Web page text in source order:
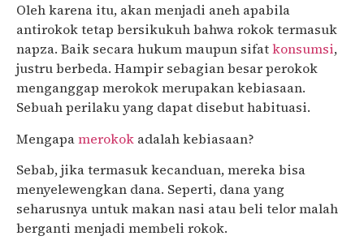
Oleh karena itu, akan menjadi aneh apabila
antirokok tetap bersikukuh bahwa rokok termasuk
napza. Baik secara hukum maupun sifatkonsumsi,
justru berbeda. Hampir sebagian besar perokok
menganggap merokok merupakan kebiasaan.
Sebuah perilaku yang dapat disebut habituasi.
Mengapamerokok adalah kebiasaan?
Sebab, jika termasuk kecanduan, mereka bisa
menyelewengkan dana. Seperti, dana yang
seharusnya untuk makan nasi atau beli telor malah
berganti menjadi membeli rokok.